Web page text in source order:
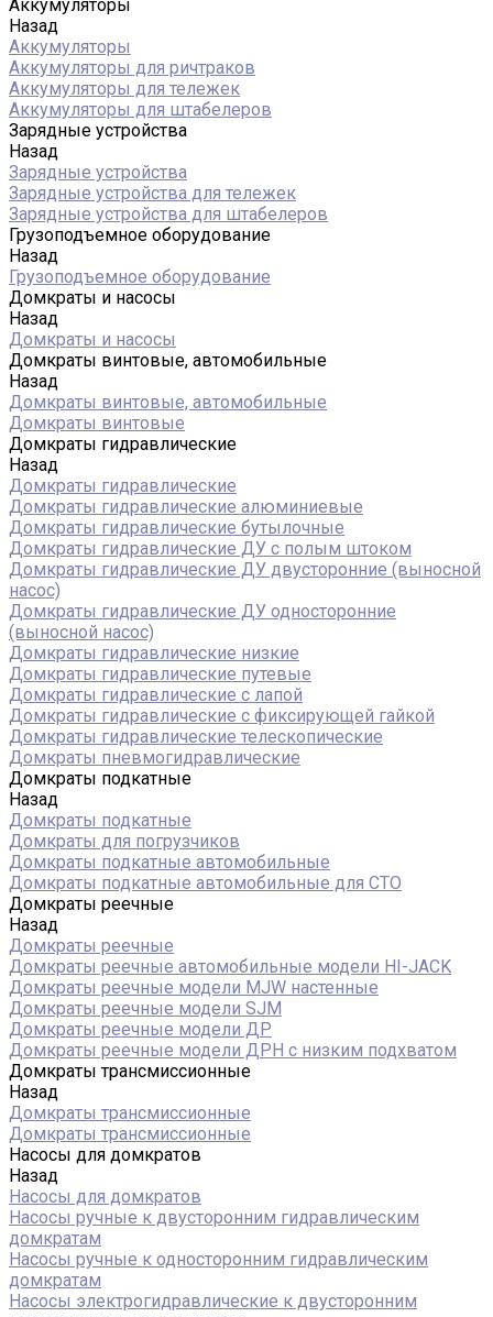
Аккумуляторы
Назад
Аккумуляторы
Аккумуляторы для ричтраков
Аккумуляторы для тележек
Аккумуляторы для штабелеров
Зарядные устройства
Назад
Зарядные устройства
Зарядные устройства для тележек
Зарядные устройства для штабелеров
Грузоподъемное оборудование
Назад
Грузоподъемное оборудование
Домкраты и насосы
Назад
Домкраты и насосы
Домкраты винтовые, автомобильные
Назад
Домкраты винтовые, автомобильные
Домкраты винтовые
Домкраты гидравлические
Назад
Домкраты гидравлические
Домкраты гидравлические алюминиевые
Домкраты гидравлические бутылочные
Домкраты гидравлические ДУ c полым штоком
Домкраты гидравлические ДУ двусторонние (выносной
насос)
Домкраты гидравлические ДУ односторонние
(выносной насос)
Домкраты гидравлические низкие
Домкраты гидравлические путевые
Домкраты гидравлические с лапой
Домкраты гидравлические с фиксирующей гайкой
Домкраты гидравлические телескопические
Домкраты пневмогидравлические
Домкраты подкатные
Назад
Домкраты подкатные
Домкраты для погрузчиков
Домкраты подкатные автомобильные
Домкраты подкатные автомобильные для СТО
Домкраты реечные
Назад
Домкраты реечные
Домкраты реечные автомобильные модели HI-JACK
Домкраты реечные модели MJW настенные
Домкраты реечные модели SJM
Домкраты реечные модели ДР
Домкраты реечные модели ДРН с низким подхватом
Домкраты трансмиссионные
Назад
Домкраты трансмиссионные
Домкраты трансмиссионные
Насосы для домкратов
Назад
Насосы для домкратов
Насосы ручные к двусторонним гидравлическим
домкратам
Насосы ручные к односторонним гидравлическим
домкратам
Насосы электрогидравлические к двусторонним